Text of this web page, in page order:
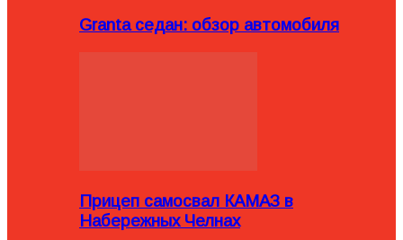
Granta седан: обзор автомобиля
Прицеп самосвал КАМАЗ в
Набережных Челнах